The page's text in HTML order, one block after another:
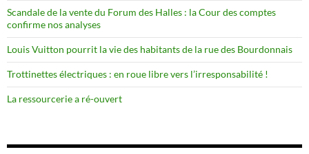
Scandale de la vente du Forum des Halles : la Cour des comptes
confirme nos analyses
Louis Vuitton pourrit la vie des habitants de la rue des Bourdonnais
Trottinettes électriques : en roue libre vers l’irresponsabilité !
La ressourcerie a ré-ouvert